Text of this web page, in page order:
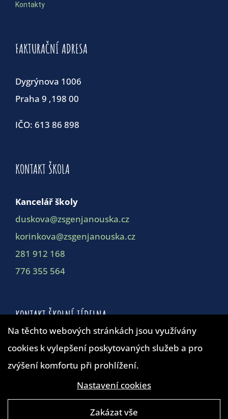
Kontakty
FAKTURAČNÍ ADRESA
Dygrýnova 1006
Praha 9 ,198 00
IČO: 613 86 898
KONTAKT ŠKOLA
Kancelář školy
duskova@zsgenjanouska.cz
korinkova@zsgenjanouska.cz
281 912 168
776 355 564
KONTAKT ŠKOLNÍ JÍDELNA
Školní jídelna
duskova@zsgenjanouska.cz
Na těchto webových stránkách jsou využívány
cookies k vylepšení poskytovaných služeb a pro
zvýšení komfortu při prohlížení.
Nastavení cookies
Zakázat vše